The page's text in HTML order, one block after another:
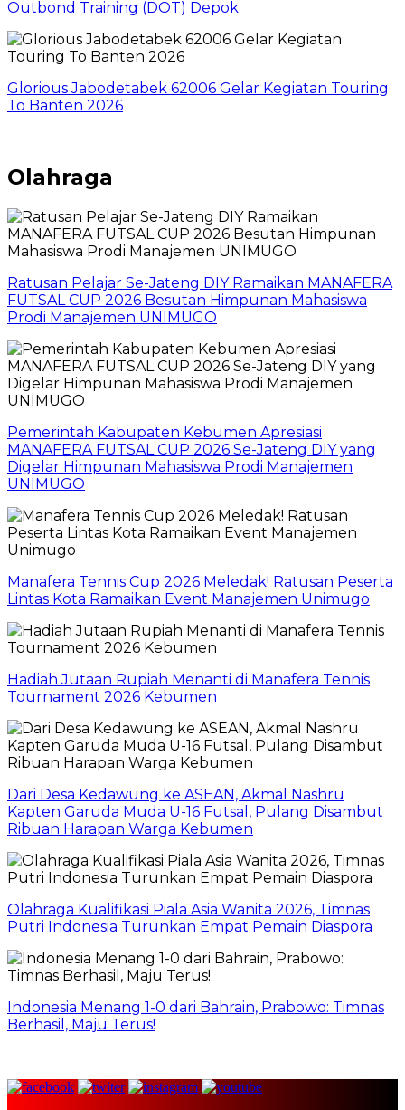
Outbond Training (DOT) Depok
Glorious Jabodetabek 62006 Gelar Kegiatan Touring
To Banten 2026
Olahraga
Ratusan Pelajar Se-Jateng DIY Ramaikan MANAFERA
FUTSAL CUP 2026 Besutan Himpunan Mahasiswa
Prodi Manajemen UNIMUGO
Pemerintah Kabupaten Kebumen Apresiasi
MANAFERA FUTSAL CUP 2026 Se-Jateng DIY yang
Digelar Himpunan Mahasiswa Prodi Manajemen
UNIMUGO
Manafera Tennis Cup 2026 Meledak! Ratusan Peserta
Lintas Kota Ramaikan Event Manajemen Unimugo
Hadiah Jutaan Rupiah Menanti di Manafera Tennis
Tournament 2026 Kebumen
Dari Desa Kedawung ke ASEAN, Akmal Nashru
Kapten Garuda Muda U-16 Futsal, Pulang Disambut
Ribuan Harapan Warga Kebumen
Olahraga Kualifikasi Piala Asia Wanita 2026, Timnas
Putri Indonesia Turunkan Empat Pemain Diaspora
Indonesia Menang 1-0 dari Bahrain, Prabowo: Timnas
Berhasil, Maju Terus!